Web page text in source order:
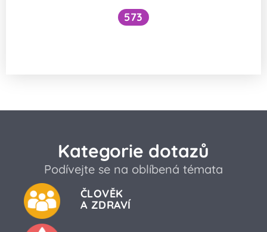
573
Kategorie dotazů
Podívejte se na oblíbená témata
ČLOVĚK
A ZDRAVÍ